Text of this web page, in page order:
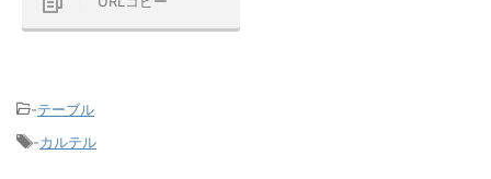
-テーブル
-カルテル